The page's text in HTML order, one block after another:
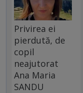
Privirea ei
pierdută, de
copil
neajutorat
Ana Maria
SANDU